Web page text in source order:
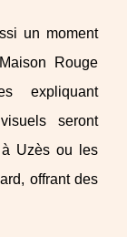
un moment
Rouge
expliquant
seront
Uzès ou les
offrant des